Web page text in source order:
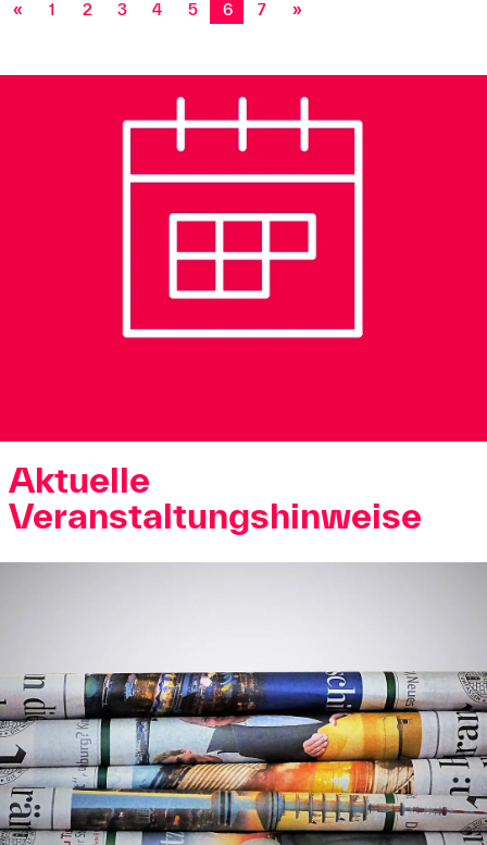
« 1 2 3 4 5 6 7 »
Aktuelle
Veranstaltungshinweise